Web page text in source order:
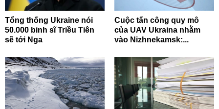
Tổng thống Ukraine nói
50.000 binh sĩ Triều Tiên
sẽ tới Nga
Cuộc tấn công quy mô
của UAV Ukraina nhằm
vào Nizhnekamsk:...